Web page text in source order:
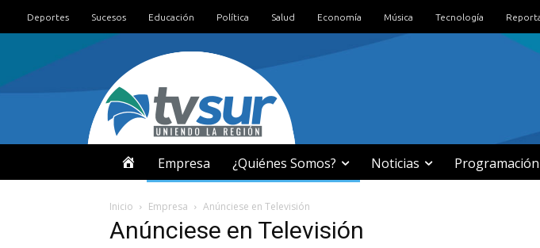
Deportes Sucesos Educación Política Salud Economía Música Tecnología
I
Empresa ¿Quiénes Somos? Noticias Programación
Inicio Empresa Anúnciese en Televisión
Anúnciese en Televisión